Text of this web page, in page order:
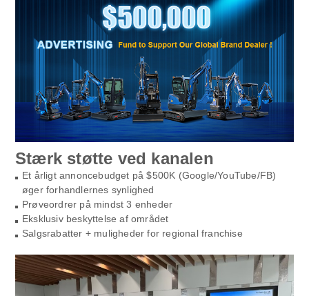
Stærk støtte ved kanalen
Et årligt annoncebudget på $500K (Google/YouTube/FB)
øger forhandlernes synlighed
Prøveordrer på mindst 3 enheder
Eksklusiv beskyttelse af området
Salgsrabatter + muligheder for regional franchise